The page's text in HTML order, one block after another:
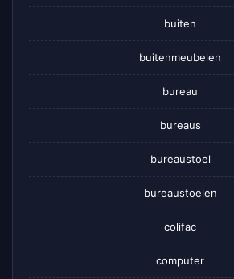
buiten
buitenmeubelen
bureau
bureaus
bureaustoel
bureaustoelen
colifac
computer